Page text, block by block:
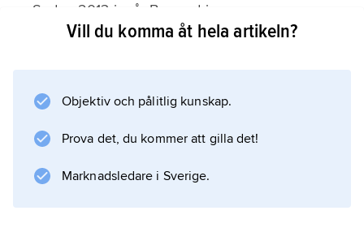
Sedan 2013 ingår Breared i
Snöstorps församling
Vill du komma åt hela artikeln?
Objektiv och pålitlig kunskap.
Prova det, du kommer att gilla det!
Marknadsledare i Sverige.